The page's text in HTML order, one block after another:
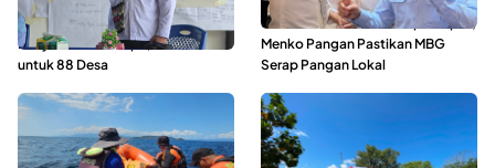
ABDESI Morotai Apresiasi
Penyaluran ADD Rp3,13 Miliar
untuk 88 Desa
SPPG di Maluku Utara Dipercepat,
Menko Pangan Pastikan MBG
Serap Pangan Lokal